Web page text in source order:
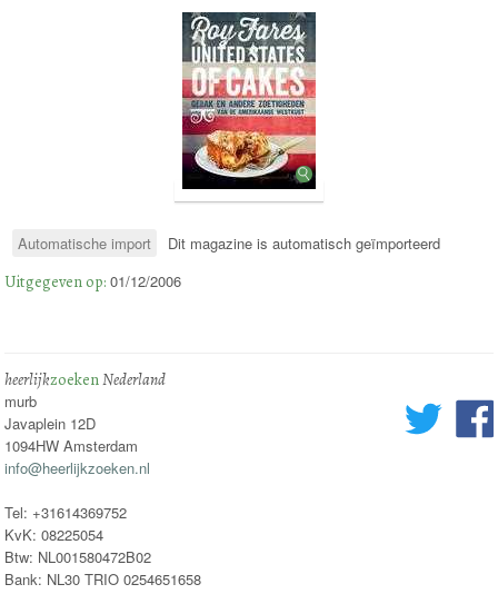
Automatische import Dit magazine is automatisch geïmporteerd
Uitgegeven op: 01/12/2006
heerlijkzoekenNederland
murb
Javaplein 12D
1094HW Amsterdam
info@heerlijkzoeken.nl
Tel: +31614369752
KvK: 08225054
Btw: NL001580472B02
Bank: NL30 TRIO 0254651658